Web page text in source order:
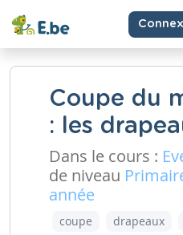
Coupe du
: les
Dans le cours :
de niveau
année
coupe drapeaux